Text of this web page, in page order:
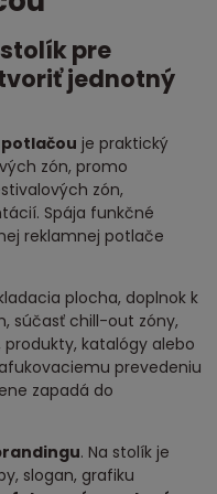
pre
jednotný
je praktický
zón, promo
zón,
Spája funkčné
reklamnej potlače
plocha, doplnok k
súčasť chill-out zóny,
katalógy alebo
prevedeniu
zapadá do
. Na stolík je
slogan, grafiku